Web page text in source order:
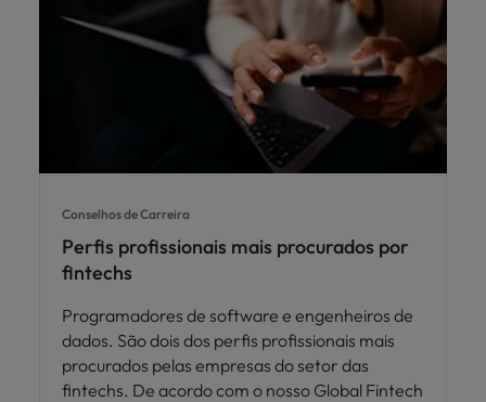
Conselhos de Carreira
Perfis profissionais mais procurados por
fintechs
Programadores de software e engenheiros de
dados. São dois dos perfis profissionais mais
procurados pelas empresas do setor das
fintechs. De acordo com o nosso Global Fintech